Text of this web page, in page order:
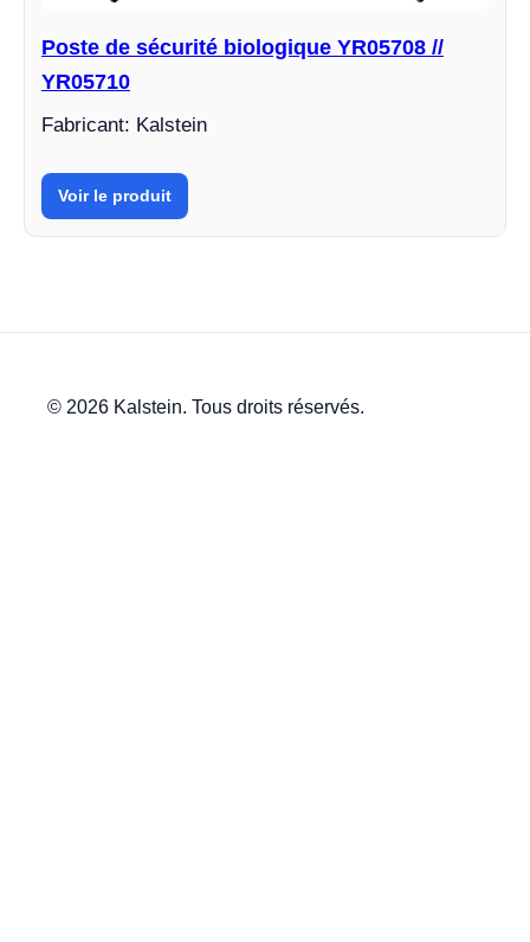
Poste de sécurité biologique YR05708 //
YR05710
Fabricant: Kalstein
Voir le produit
© 2026 Kalstein. Tous droits réservés.